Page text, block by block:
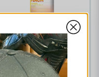
12 x Vitamin Well Zero
Peach 500 ml